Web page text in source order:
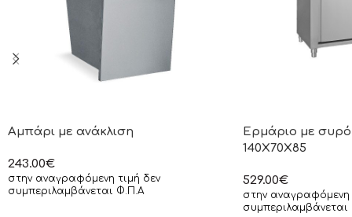
Αμπάρι με ανάκλιση
243.00€
στην αναγραφόμενη τιμή δεν
συμπεριλαμβάνεται Φ.Π.Α
Ερμάριο με
140X70X85
529.00€
στην αναγραφόμενη